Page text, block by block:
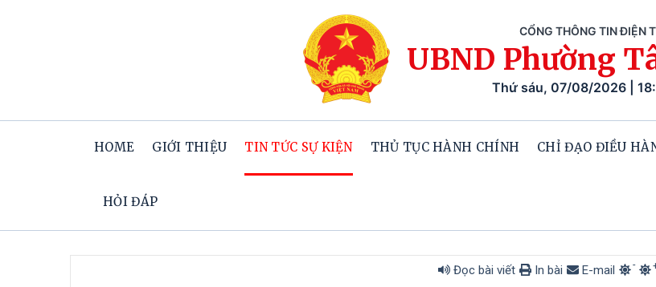
CỔNG THÔNG TIN ĐIỆN
UBND Phường
Thứ sáu, 07/08/2026 |
HOME GIỚI THIỆU TIN TỨC SỰ KIỆN THỦ TỤC HÀNH CHÍNH CHỈ ĐẠO ĐIỀU
HỎI ĐÁP
Đọc bài viết In bài E-mail -